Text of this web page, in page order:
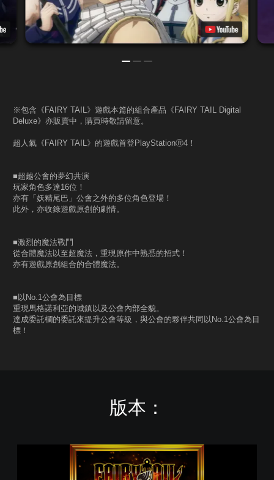
※包含《FAIRY TAIL》遊戲本篇的組合產品《FAIRY TAIL Digital
Deluxe》亦販賣中，購買時敬請留意。
超人氣《FAIRY TAIL》的遊戲首登PlayStationⓇ4！
■超越公會的夢幻共演
玩家角色多達16位！
亦有「妖精尾巴」公會之外的多位角色登場！
此外，亦收錄遊戲原創的劇情。
■激烈的魔法戰鬥
從合體魔法以至超魔法，重現原作中熟悉的招式！
亦有遊戲原創組合的合體魔法。
■以No.1公會為目標
重現馬格諾利亞的城鎮以及公會內部全貌。
達成委託欄的委託來提升公會等級，與公會的夥伴共同以No.1公會為目
標！
版本：